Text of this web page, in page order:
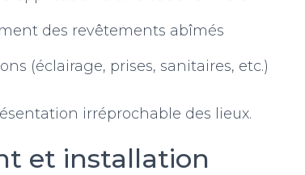
des revêtements abîmés
(éclairage, prises, sanitaires, etc.)
irréprochable des lieux.
et installation